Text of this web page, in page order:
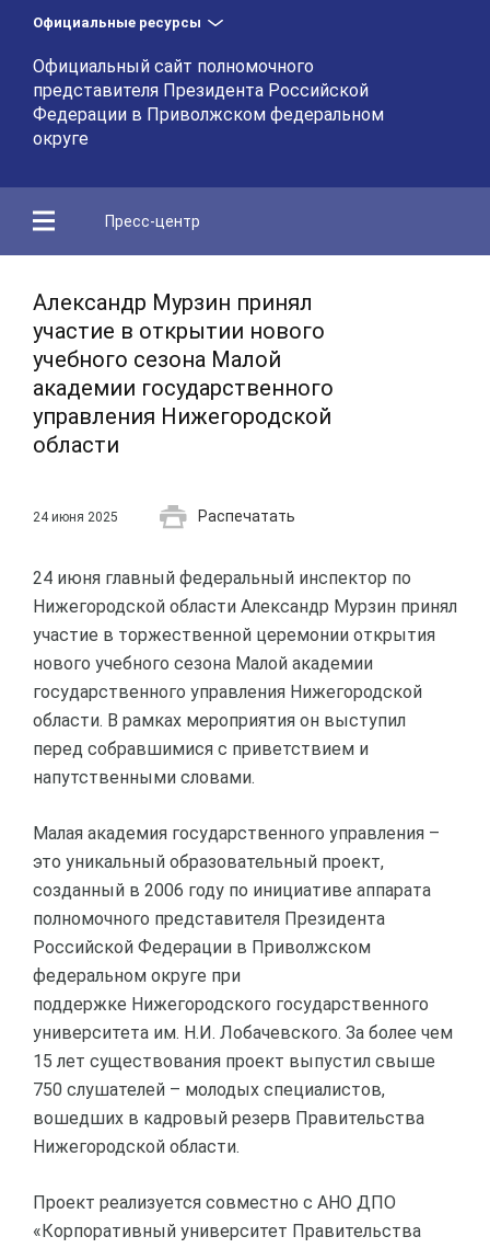
Официальные ресурсы
Официальный сайт полномочного
представителя Президента Российской
Федерации в Приволжском федеральном
округе
Пресс-центр
Александр Мурзин принял
участие в открытии нового
учебного сезона Малой
академии государственного
управления Нижегородской
области
24 июня 2025 Распечатать
24 июня главный федеральный инспектор по
Нижегородской области Александр Мурзин принял
участие в торжественной церемонии открытия
нового учебного сезона Малой академии
государственного управления Нижегородской
области. В рамках мероприятия он выступил
перед собравшимися с приветствием и
напутственными словами.
Малая академия государственного управления –
это уникальный образовательный проект,
созданный в 2006 году по инициативе аппарата
полномочного представителя Президента
Российской Федерации в Приволжском
федеральном округе при
поддержке Нижегородского государственного
университета им. Н.И. Лобачевского. За более чем
15 лет существования проект выпустил свыше
750 слушателей – молодых специалистов,
вошедших в кадровый резерв Правительства
Нижегородской области.
Проект реализуется совместно с АНО ДПО
«Корпоративный университет Правительства